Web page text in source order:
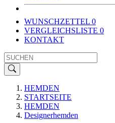
WUNSCHZETTEL 0
VERGLEICHSLISTE 0
KONTAKT
HEMDEN
STARTSEITE
HEMDEN
Designerhemden